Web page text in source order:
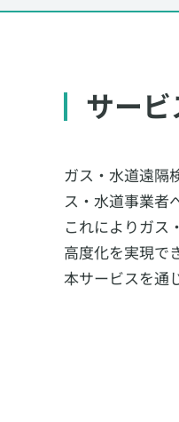
サー
ガス・水道遠隔
ス・水道事業者
これによりガス
高度化を実現で
本サービスを通